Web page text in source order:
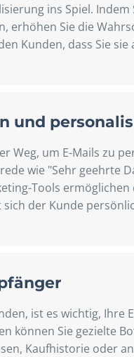
ins Spiel.
erhöhen Sie die
Kunden, dass Sie
und
Weg, um E-Mails zu
wie "Sehr geehrte
Tools
der Kunde
ist es wichtig, Ihre
können Sie gezielte
Kaufhistorie oder